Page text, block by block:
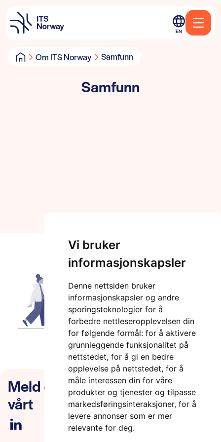
Vi bruker
informasjonskapsler
Denne nettsiden bruker
informasjonskapsler og andre
sporingsteknologier for å
forbedre nettleseropplevelsen din
for følgende formål: for å aktivere
grunnleggende funksjonalitet på
nettstedet, for å gi en bedre
opplevelse på nettstedet, for å
måle interessen din for våre
produkter og tjenester og tilpasse
markedsføringsinteraksjoner, for å
levere annonser som er mer
relevante for deg.
EN
Om ITS Norway Samfunn
Samfunn
Meld deg på nyhetsbrevet
vårt